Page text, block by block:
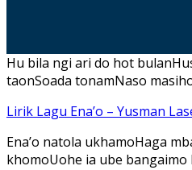
Hu bila ngi ari do hot
taonSoada tonamNaso
Lirik Lagu Ena’o – Yusman